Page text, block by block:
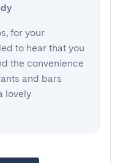
for your
to hear that you
the convenience
and bars
lovely